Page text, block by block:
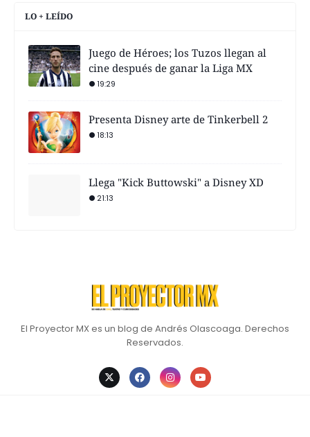
LO + LEÍDO
Juego de Héroes; los Tuzos llegan al
cine después de ganar la Liga MX
19:29
Presenta Disney arte de Tinkerbell 2
18:13
Llega "Kick Buttowski" a Disney XD
21:13
El Proyector MX es un blog de Andrés Olascoaga. Derechos
Reservados.